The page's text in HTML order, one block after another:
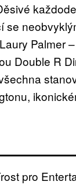
se
Palmer
Double R
pro